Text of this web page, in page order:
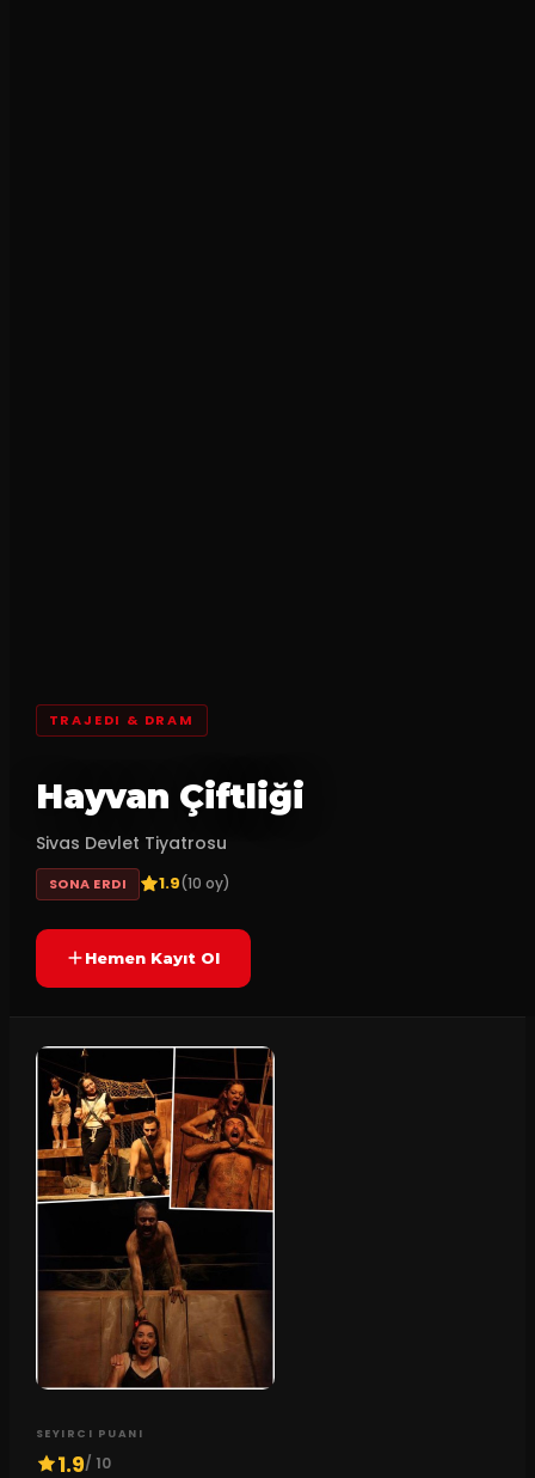
TRAJEDI & DRAM
Hayvan Çiftliği
Sivas Devlet Tiyatrosu
SONA ERDI 1.9(10 oy)
Hemen Kayıt Ol
SEYIRCI PUANI
1.9/ 10